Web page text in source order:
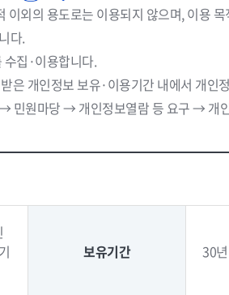
외의 용도로는 이용되지 않으며, 이용
다.
집·이용합니다.
개인정보 보유·이용기간 내에서 개인
원마당 → 개인정보열람 등 요구 → 개
보유기간 30년